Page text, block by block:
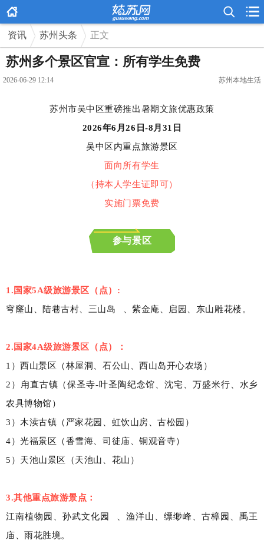
  
资讯 苏州头条 正文
苏州多个景区官宣：所有学生免费
2026-06-29 12:14 苏州本地生活
苏州市吴中区重磅推出暑期文旅优惠政策
2026年6月26日-8月31日
吴中区内重点旅游景区
面向所有学生
（持本人学生证即可）
实施门票免费
参与景区
1.国家5A级旅游景区（点）:
穹窿山、陆巷古村、 三山岛 、紫金庵、启园、东山雕花楼。
2.国家4A级旅游景区（点）：
1）西山景区（林屋洞、石公山、西山岛开心农场）
2）甪直古镇（保圣寺-叶圣陶纪念馆、沈宅、万盛米行、水乡
农具博物馆）
3）木渎古镇（严家花园、虹饮山房、古松园）
4）光福景区（香雪海、司徒庙、铜观音寺）
5）天池山景区（天池山、花山）
3.其他重点旅游景点：
江南植物园、 孙武文化园
、渔洋山、缥缈峰、古樟园、禹王
庙、雨花胜境。